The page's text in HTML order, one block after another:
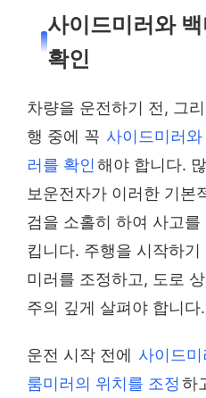
사이드미러와 백
확인
차량을 운전하기 전, 그
행 중에 꼭 사이드미러와
러를 확인해야 합니다.
보운전자가 이러한 기본
검을 소홀히 하여 사고를
킵니다. 주행을 시작하기
미러를 조정하고, 도로
주의 깊게 살펴야 합니다.
운전 시작 전에 사이드
룸미러의 위치를 조정하